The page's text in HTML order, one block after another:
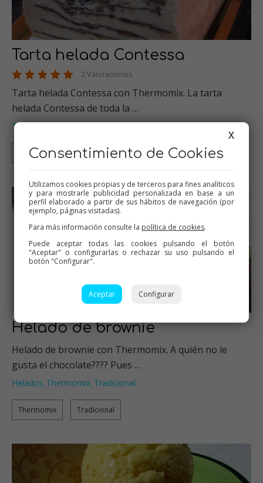
Tarta helada Contessa
2 Valoraciones
Tarta helada Contessa con Thermomix. La tarta
helada Contessa de toda la …
Tartas Helados Thermomix Tradicional
Thermomix Tradicional
Helado de brownie
Helado de brownie con Thermomix. A quién no le
gusta el chocolate???? Pues …
Helados, Thermomix, Tradicional
Thermomix Tradicional
X
Consentimiento de Cookies
Utilizamos cookies propias y de terceros para fines analíticos
y para mostrarle publicidad personalizada en base a un
perfil elaborado a partir de sus hábitos de navegación (por
ejemplo, páginas visitadas).
Para más información consulte la política de cookies.
Puede aceptar todas las cookies pulsando el botón
"Aceptar" o configurarlas o rechazar su uso pulsando el
botón "Configurar".
Aceptar Configurar